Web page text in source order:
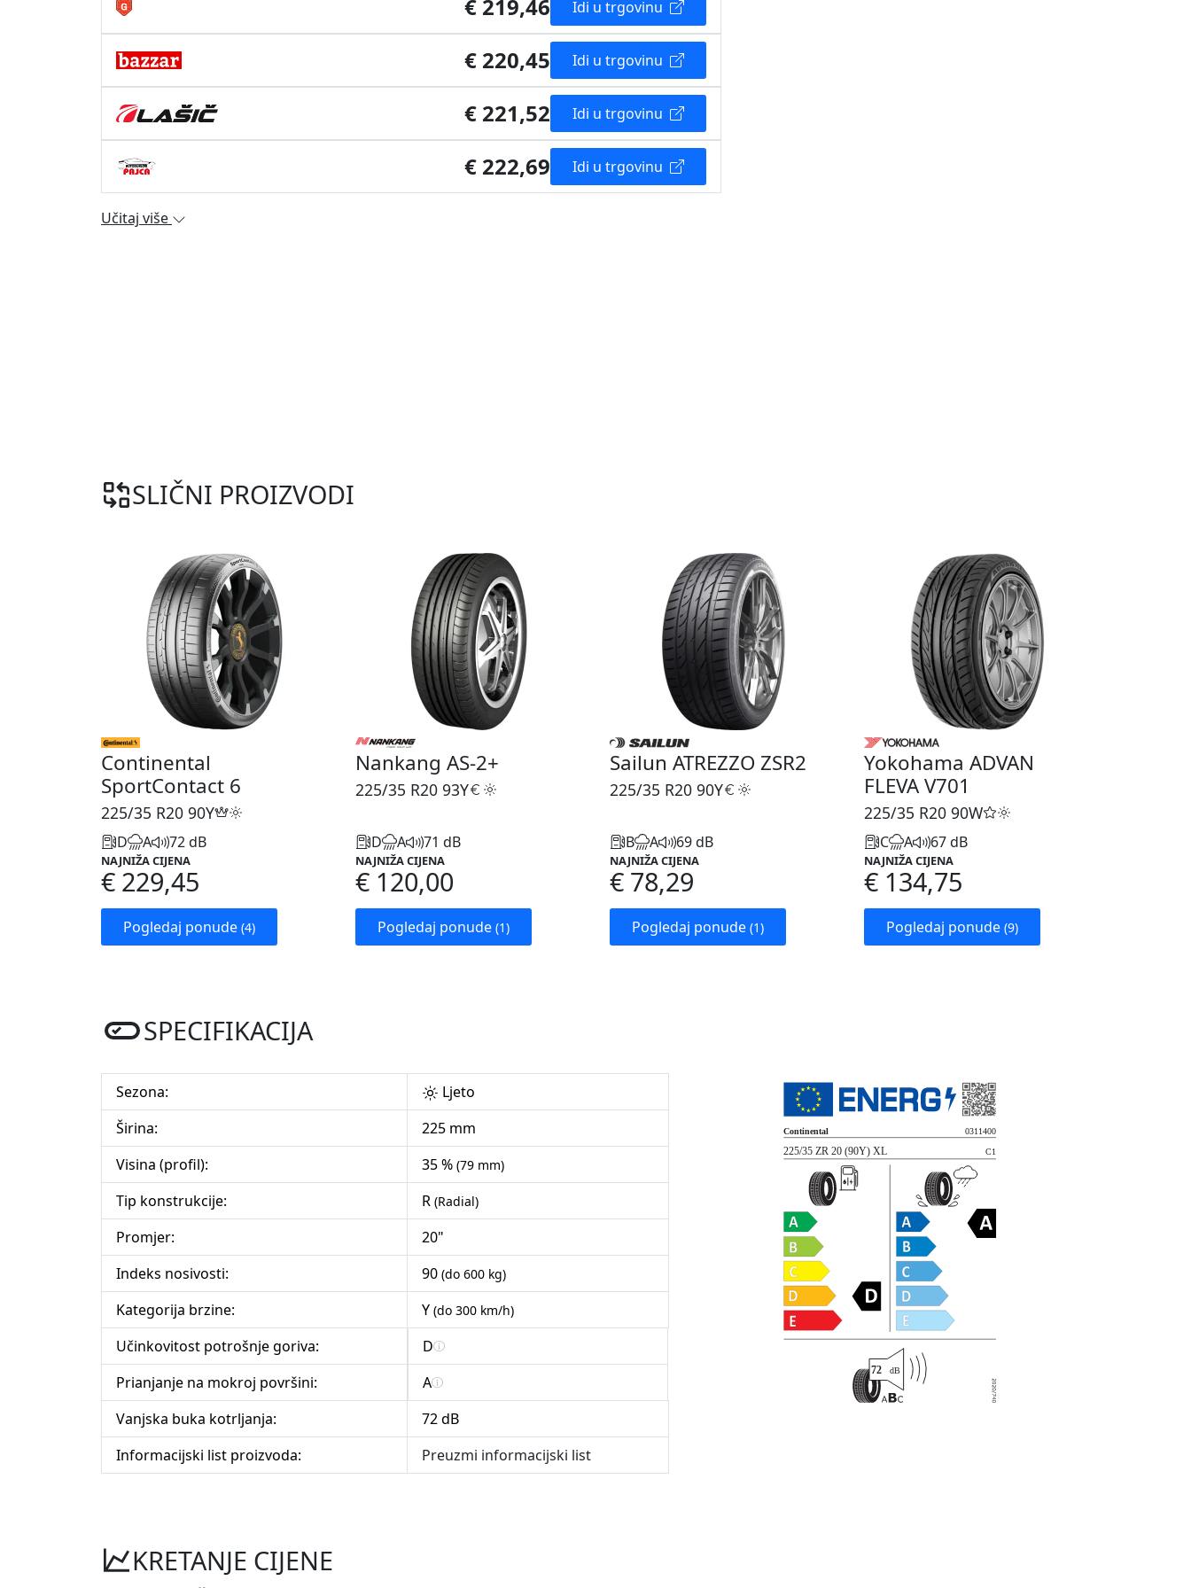
€ 219,46 Idi u trgovinu
€ 220,45 Idi u trgovinu
€ 221,52 Idi u trgovinu
€ 222,69 Idi u trgovinu
Učitaj više
SLIČNI PROIZVODI
Continental
SportContact 6
225/35 R20 90Y
D A 72 dB
NAJNIŽA CIJENA
€ 229,45
Pogledaj ponude (4)
Nankang AS-2+
225/35 R20 93Y
D A 71 dB
NAJNIŽA CIJENA
€ 120,00
Pogledaj ponude (1)
Sailun ATREZZO ZSR2
225/35 R20 90Y
B A 69 dB
NAJNIŽA CIJENA
€ 78,29
Pogledaj ponude (1)
Yokohama ADVAN
FLEVA V701
225/35 R20 90W
C A 67 dB
NAJNIŽA CIJENA
€ 134,75
Pogledaj ponude (9)
SPECIFIKACIJA
Sezona:
Ljeto
Širina:
225 mm
Visina (profil):
35 % (79 mm)
Tip konstrukcije: R (Radial)
Promjer:
20"
Indeks nosivosti:
90 (do 600 kg)
Kategorija brzine: Y (do 300 km/h)
Učinkovitost potrošnje goriva:
D
Prianjanje na mokroj površini:
A
Vanjska buka kotrljanja:
72 dB
Informacijski list proizvoda:
Preuzmi informacijski list
KRETANJE CIJENE